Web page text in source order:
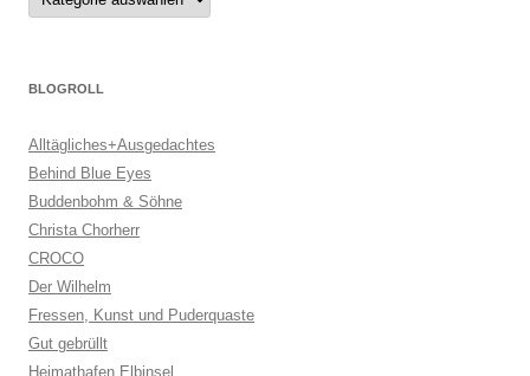
BLOGROLL
Alltägliches+Ausgedachtes
Behind Blue Eyes
Buddenbohm & Söhne
Christa Chorherr
CROCO
Der Wilhelm
Fressen, Kunst und Puderquaste
Gut gebrüllt
Heimathafen Elbinsel